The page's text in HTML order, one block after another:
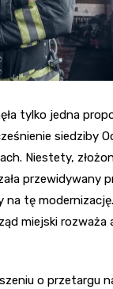
tylko jedna
siedziby
Niestety,
przewidywany
na tę
miejski rozważa
o przetargu